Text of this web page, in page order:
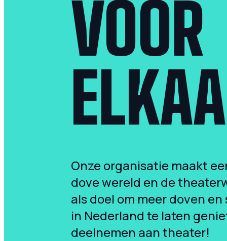
VOOR
Onze organisatie maakt
dove wereld en de
als doel om meer doven
in Nederland te laten
deelnemen aan theater!